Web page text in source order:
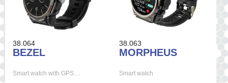
38.064
BEZEL
Smart watch with GPS…
38.063
MORPHEUS
Smart watch